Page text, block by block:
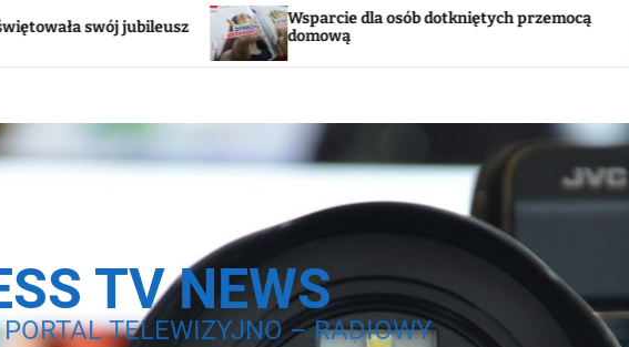
Wsparcie dla osób dotkniętych przemocą
domową
Godzina
TV NEWS
TELEWIZYJNO – RADIOWY